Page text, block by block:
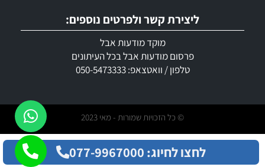
ליצירת קשר ולפרטים נוספים:
מוקד מודעות אבל
פרסום מודעות אבל בכל העיתונים
טלפון / וואטצאפ: 050-5473333
© כל הזכויות שמורות - מאי 2023
לחצו לחיוג: 077-9967000